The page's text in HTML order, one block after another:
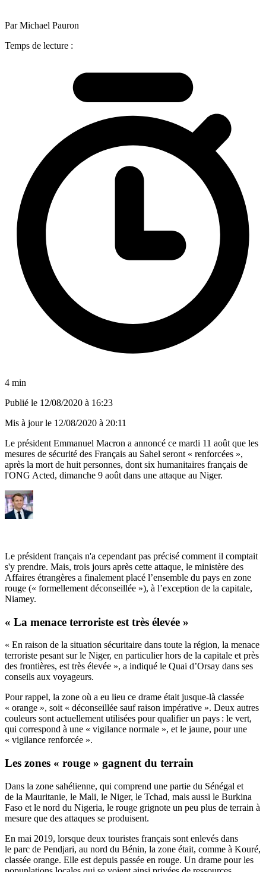
Par Michael Pauron
Temps de lecture :
4 min
Publié le 12/08/2020 à 16:23
Mis à jour le 12/08/2020 à 20:11
Le président Emmanuel Macron a annoncé ce mardi 11 août que les
mesures de sécurité des Français au Sahel seront « renforcées »,
après la mort de huit personnes, dont six humanitaires français de
l'ONG Acted, dimanche 9 août dans une attaque au Niger.
Le président français n'a cependant pas précisé comment il comptait
s'y prendre. Mais, trois jours après cette attaque, le ministère des
Affaires étrangères a finalement placé l’ensemble du pays en zone
rouge (« formellement déconseillée »), à l’exception de la capitale,
Niamey.
« La menace terroriste est très élevée »
« En raison de la situation sécuritaire dans toute la région, la menace
terroriste pesant sur le Niger, en particulier hors de la capitale et près
des frontières, est très élevée », a indiqué le Quai d’Orsay dans ses
conseils aux voyageurs.
Pour rappel, la zone où a eu lieu ce drame était jusque-là classée
« orange », soit « déconseillée sauf raison impérative ». Deux autres
couleurs sont actuellement utilisées pour qualifier un pays : le vert,
qui correspond à une « vigilance normale », et le jaune, pour une
« vigilance renforcée ».
Les zones « rouge » gagnent du terrain
Dans la zone sahélienne, qui comprend une partie du Sénégal et
de la Mauritanie, le Mali, le Niger, le Tchad, mais aussi le Burkina
Faso et le nord du Nigeria, le rouge grignote un peu plus de terrain à
mesure que des attaques se produisent.
En mai 2019, lorsque deux touristes français sont enlevés dans
le parc de Pendjari, au nord du Bénin, la zone était, comme à Kouré,
classée orange. Elle est depuis passée en rouge. Un drame pour les